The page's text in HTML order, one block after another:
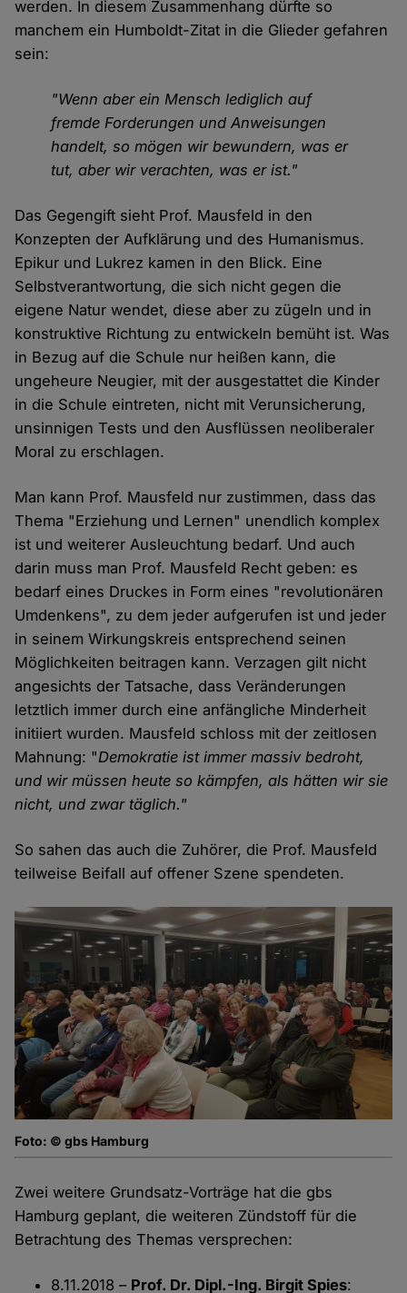
werden. In diesem Zusammenhang dürfte so
manchem ein Humboldt-Zitat in die Glieder gefahren
sein:
"Wenn aber ein Mensch lediglich auf
fremde Forderungen und Anweisungen
handelt, so mögen wir bewundern, was er
tut, aber wir verachten, was er ist."
Das Gegengift sieht Prof. Mausfeld in den
Konzepten der Aufklärung und des Humanismus.
Epikur und Lukrez kamen in den Blick. Eine
Selbstverantwortung, die sich nicht gegen die
eigene Natur wendet, diese aber zu zügeln und in
konstruktive Richtung zu entwickeln bemüht ist. Was
in Bezug auf die Schule nur heißen kann, die
ungeheure Neugier, mit der ausgestattet die Kinder
in die Schule eintreten, nicht mit Verunsicherung,
unsinnigen Tests und den Ausflüssen neoliberaler
Moral zu erschlagen.
Man kann Prof. Mausfeld nur zustimmen, dass das
Thema "Erziehung und Lernen" unendlich komplex
ist und weiterer Ausleuchtung bedarf. Und auch
darin muss man Prof. Mausfeld Recht geben: es
bedarf eines Druckes in Form eines "revolutionären
Umdenkens", zu dem jeder aufgerufen ist und jeder
in seinem Wirkungskreis entsprechend seinen
Möglichkeiten beitragen kann. Verzagen gilt nicht
angesichts der Tatsache, dass Veränderungen
letztlich immer durch eine anfängliche Minderheit
initiiert wurden. Mausfeld schloss mit der zeitlosen
Mahnung: "Demokratie ist immer massiv bedroht,
und wir müssen heute so kämpfen, als hätten wir sie
nicht, und zwar täglich."
So sahen das auch die Zuhörer, die Prof. Mausfeld
teilweise Beifall auf offener Szene spendeten.
Foto: © gbs Hamburg
Zwei weitere Grundsatz-Vorträge hat die gbs
Hamburg geplant, die weiteren Zündstoff für die
Betrachtung des Themas versprechen:
8.11.2018 – Prof. Dr. Dipl.-Ing. Birgit Spies: